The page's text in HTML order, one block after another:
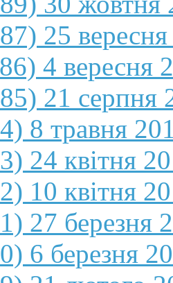
25
4 вересня
21 серпня
8 травня
24 квітня
10 квітня
27 березня
6 березня